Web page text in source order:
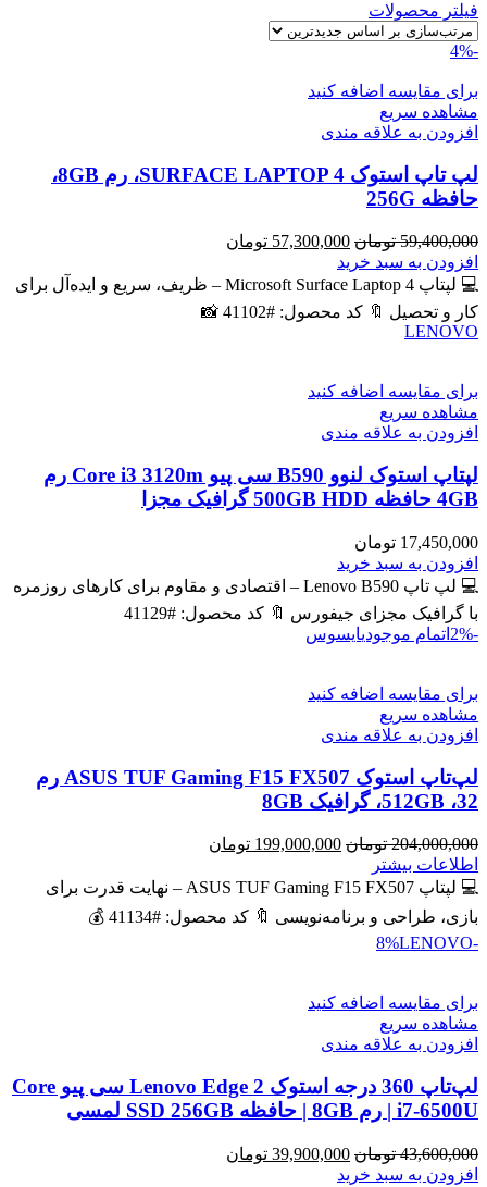
فیلتر محصولات
-4%
برای مقایسه اضافه کنید
مشاهده سریع
افزودن به علاقه مندی
لپ تاپ استوک SURFACE LAPTOP 4، رم 8GB،
حافظه 256G
59,400,000 تومان قیمت
اصلی
59,400,000 تومان
57,300,000 تومان
57,300,000 تومان
است.
افزودن به سبد خرید
💻 لپتاپ Microsoft Surface Laptop 4 – ظریف، سریع و ایده‌آل برای
کار و تحصیل 🔖 کد محصول: #41102 📸
LENOVO
برای مقایسه اضافه کنید
مشاهده سریع
افزودن به علاقه مندی
لپتاپ استوک لنوو B590 سی پیو Core i3 3120m رم
4GB حافظه 500GB HDD گرافیک مجزا
17,450,000 تومان
افزودن به سبد خرید
💻 لپ تاپ Lenovo B590 – اقتصادی و مقاوم برای کارهای روزمره
با گرافیک مجزای جیفورس 🔖 کد محصول: #41129
-2%
اتمام موجودیایسوس
برای مقایسه اضافه کنید
مشاهده سریع
افزودن به علاقه مندی
لپ‌تاپ استوک ASUS TUF Gaming F15 FX507 رم
32، 512GB، گرافیک 8GB
204,000,000 تومان قیمت
204,000,000 تومان
199,000,000 تومان
199,000,000 تومان
است.
اطلاعات بیشتر
💻 لپتاپ ASUS TUF Gaming F15 FX507 – نهایت قدرت برای
بازی، طراحی و برنامه‌نویسی 🔖 کد محصول: #41134 💰
-8%
LENOVO
برای مقایسه اضافه کنید
مشاهده سریع
افزودن به علاقه مندی
لپ‌تاپ 360 درجه استوک Lenovo Edge 2 سی پیو Core
i7-6500U | رم 8GB | حافظه SSD 256GB لمسی
43,600,000 تومان قیمت
اصلی
39,900,000 تومان
افزودن به سبد خرید